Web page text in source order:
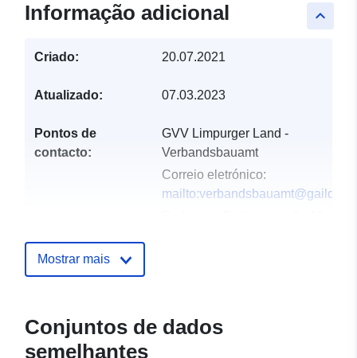
keyboard_arrow_up
Informação adicional
Criado: 20.07.2021
Atualizado: 07.03.2023
Pontos de
contacto:
GVV Limpurger Land -
Verbandsbauamt
Correio eletrónico:
catálogo:
21 February 2026
Mostrar mais
Conjuntos de dados
semelhantes